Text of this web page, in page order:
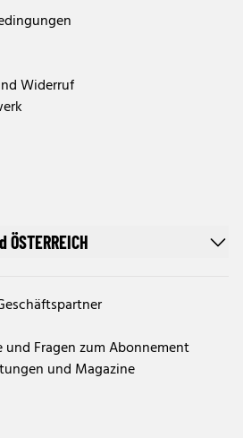
Widerruf
Fragen zum Abonnement
und Magazine